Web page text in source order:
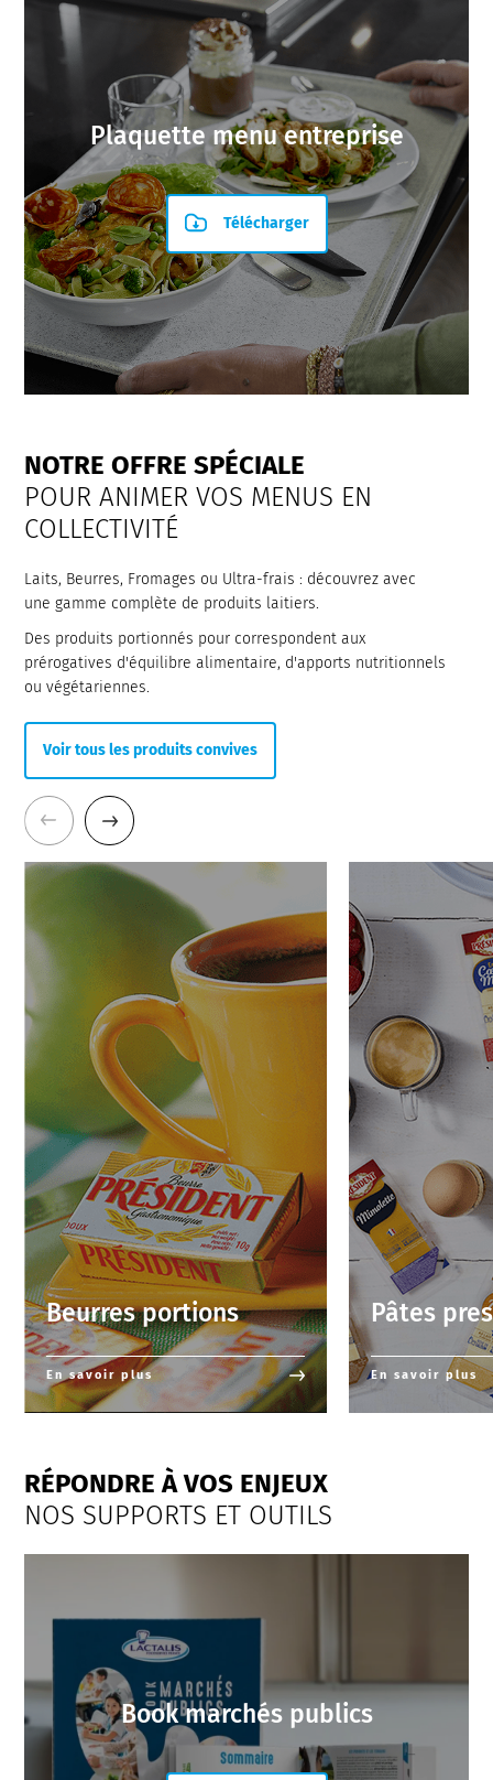
Plaquette menu entreprise
Télécharger
NOTRE OFFRE SPÉCIALE
POUR ANIMER VOS MENUS EN
COLLECTIVITÉ
Laits, Beurres, Fromages ou Ultra-frais : découvrez avec
une gamme complète de produits laitiers.
Des produits portionnés pour correspondent aux
prérogatives d'équilibre alimentaire, d'apports nutritionnels
ou végétariennes.
Voir tous les produits convives
Beurres portions
En savoir plus
Pâtes
En savoir plus
RÉPONDRE À VOS ENJEUX
NOS SUPPORTS ET OUTILS
Book marchés publics